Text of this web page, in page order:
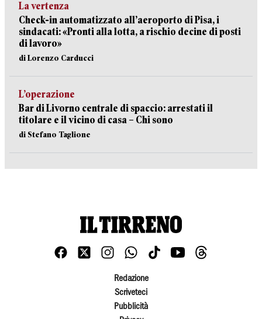
La vertenza
Check-in automatizzato all’aeroporto di Pisa, i
sindacati: «Pronti alla lotta, a rischio decine di posti
di lavoro»
di Lorenzo Carducci
L’operazione
Bar di Livorno centrale di spaccio: arrestati il
titolare e il vicino di casa – Chi sono
di Stefano Taglione
Redazione
Scriveteci
Pubblicità